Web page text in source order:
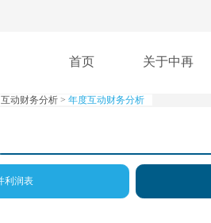
首页 关于中再
互动财务分析 > 年度互动财务分析